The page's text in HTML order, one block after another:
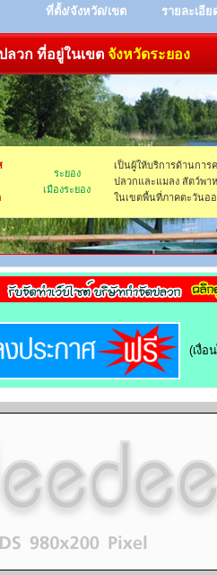
ที่ตั้ง/จังหวัด/เขต รายละเอีย
วก ที่อยู่ในเขต จังหวัดระยอง
ระยอง
เมืองระยอง
เป็นผู้ให้บริการด้านการ
ปลวกและแมลง สัตว์พา
ในเขตพื้นที่ภาคตะวันอ
(เงื่อ